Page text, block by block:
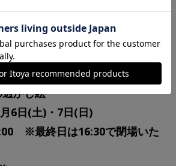
では、キットパスの実演販売を実
併せてご覧くださいませ。
待ちしております。
かし絵
6日(土)・7日(日)
※最終日は16:30で閉場いた